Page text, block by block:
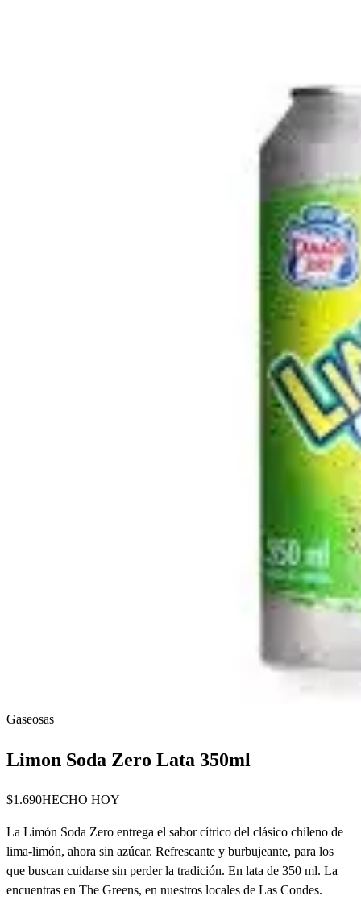
Gaseosas
Limon Soda Zero Lata 350ml
$1.690HECHO HOY
La Limón Soda Zero entrega el sabor cítrico del clásico chileno de
lima-limón, ahora sin azúcar. Refrescante y burbujeante, para los
que buscan cuidarse sin perder la tradición. En lata de 350 ml. La
encuentras en The Greens, en nuestros locales de Las Condes.